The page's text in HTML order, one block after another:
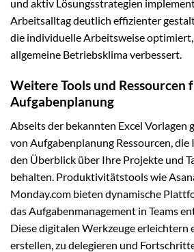
und aktiv Lösungsstrategien
Arbeitsalltag deutlich effizienter
die individuelle Arbeitsweise optimiert,
allgemeine Betriebsklima verbessert.
Weitere Tools und Ressourcen
Aufgabenplanung
Abseits der bekannten Excel Vorlagen
von Aufgabenplanung Ressourcen, die
den Überblick über Ihre Projekte und
behalten. Produktivitätstools wie
Monday.com bieten dynamische
das Aufgabenmanagement in Teams
Diese digitalen Werkzeuge erleichtern
erstellen, zu delegieren und